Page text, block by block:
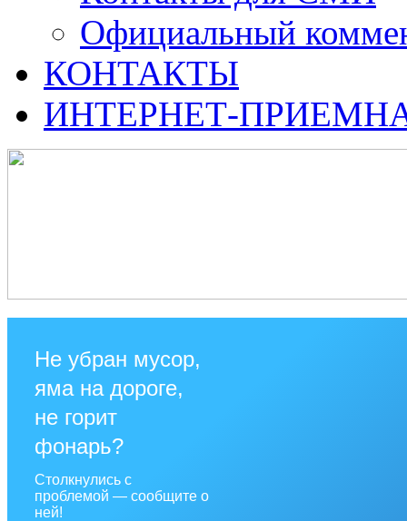
Официальный
КОНТАКТЫ
ИНТЕРНЕТ-
Не убран мусор,
яма на дороге,
не горит
фонарь?
Столкнулись с
проблемой — сообщите о
ней!